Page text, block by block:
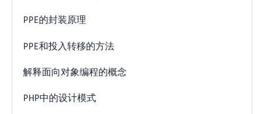
PPE的封装原理
PPE和投入转移的方法
解释面向对象编程的概念
PHP中的设计模式